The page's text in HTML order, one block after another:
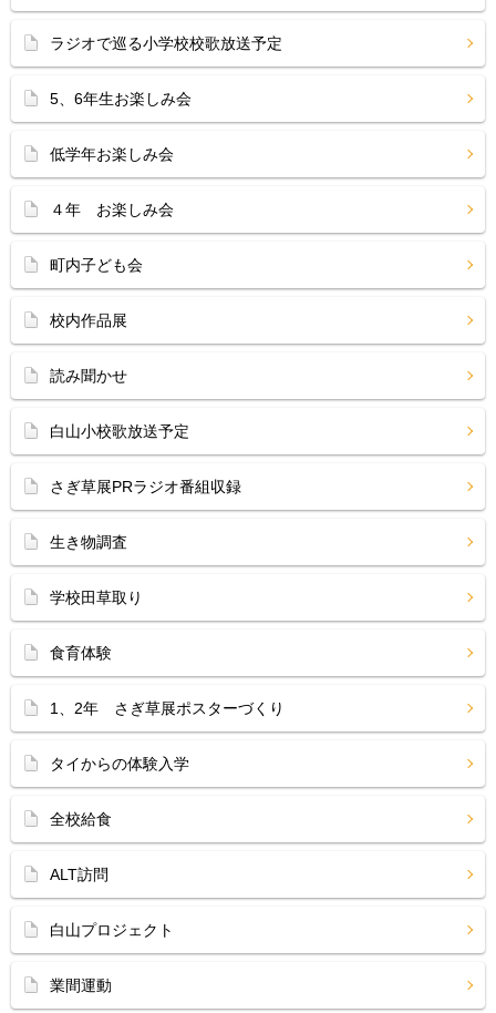
ラジオで巡る小学校校歌放送予定
5、6年生お楽しみ会
低学年お楽しみ会
４年 お楽しみ会
町内子ども会
校内作品展
読み聞かせ
白山小校歌放送予定
さぎ草展PRラジオ番組収録
生き物調査
学校田草取り
食育体験
1、2年 さぎ草展ポスターづくり
タイからの体験入学
全校給食
ALT訪問
白山プロジェクト
業間運動